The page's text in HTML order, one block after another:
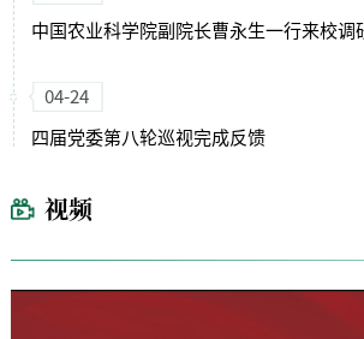
中国农业科学院副院长曹永生一行来校调
04-24
四届党委第八轮巡视完成反馈
视频